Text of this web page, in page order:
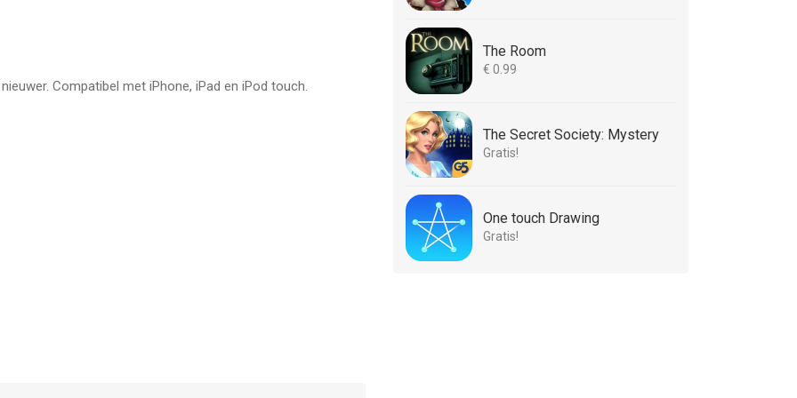
levels passeren
, 日本語, 한국어,Türk, Español,
iPhone, iPad en iPod touch met iOS versie 11.0 of hoger,
Compatibel met iPhone, iPad en iPod touch.
The Room
€ 0.99
The Secret Society: Mystery
Gratis!
One touch Drawing
Gratis!